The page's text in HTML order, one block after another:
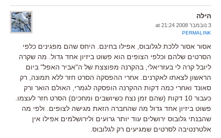
הילה
3 נובמבר 2008 at 21:24
PERMALINK
אסור אסור ללכת לגלובוס, אפילו בחינם. היחס שהם מפגינים כלפי
הסרטים שלהם וכלפי הצופים הוא פשוט ביזיון אחד גדול. מה שקרה
ליובל קרה לי בעזריאלי, בהקרנה מפוצצת של ה"אביר האפל" ביום
הראשון לצאתו לאקרנים. אחרי ההפסקה הסרט חזר ללא תמונה, רק
סאונד ואחרי כמה דקות ההקרנה הופסקה לגמרי, האולם הואר ורק
כעבור 10 דקות (שהם זמן נצח כשיושבים ומחכים) הסרט חזר לעצמו.
פשוט ביזיון אחד גדול מה שהחברה הזאת מגישה לצופים. ולפי מה
שהבנתי גלובוס ירושלים עוד יותר גרועים ולירושלמים אפילו אין
אלטרנטיבה לסרטים שמגיעים רק לגלובוס.